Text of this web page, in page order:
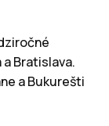
Bratislava.
a Bukurešti